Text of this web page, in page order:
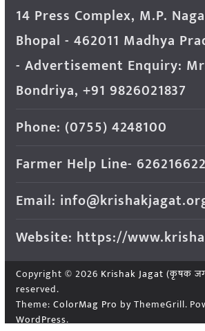
14 Press Complex, M.P.
Bhopal - 462011 Madhya
- Advertisement Enquiry:
Bondriya, +91 9826021837
Phone: (0755) 4248100
Farmer Help Line-
Email:
Website: https://
Copyright © 2026 Krishak Jagat (कृषक
reserved.
Theme: ColorMag Pro by ThemeGrill.
WordPress.